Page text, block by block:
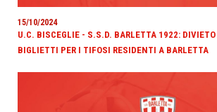
15/10/2024
U.C. BISCEGLIE - S.S.D. BARLETTA 1922:
BIGLIETTI PER I TIFOSI RESIDENTI A BARLETTA